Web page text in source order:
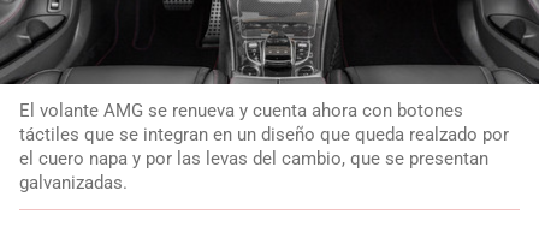
El volante AMG se renueva y cuenta ahora con botones
táctiles que se integran en un diseño que queda realzado por
el cuero napa y por las levas del cambio, que se presentan
galvanizadas.